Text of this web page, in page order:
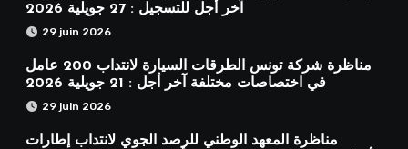
آخر أجل للتسجيل : 27 جويلية 2026
29 juin 2026
مناظرة شركة تونس الطرقات السيارة لانتداب 200 عامل
في اختصاصات مختلفة آخر أجل : 21 جويلية 2026
29 juin 2026
مناظرة المعهد الوطني للرصد الجوي لانتداب إطارات